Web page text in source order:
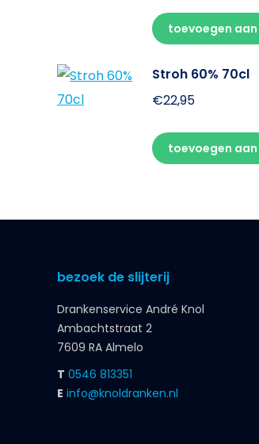
toevoegen
Stroh 60% 70cl
€22,95
toevoegen
bezoek de slijterij
Drankenservice André Knol
Ambachtstraat 2
7609 RA Almelo
T 0546 813351
E info@knoldranken.nl